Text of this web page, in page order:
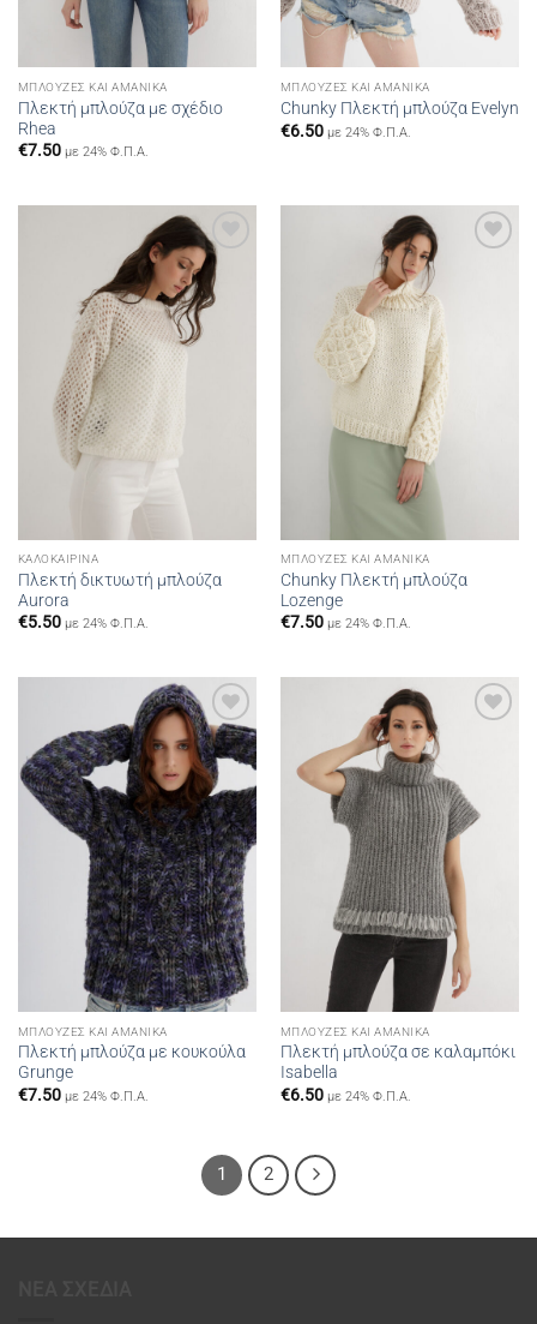
ΜΠΛΟΎΖΕΣ ΚΑΙ ΑΜΆΝΙΚΑ
Πλεκτή μπλούζα με σχέδιο
Rhea
€7.50 με 24% Φ.Π.Α.
ΜΠΛΟΎΖΕΣ ΚΑΙ ΑΜΆΝΙΚΑ
Chunky Πλεκτή μπλούζα Evelyn
€6.50 με 24% Φ.Π.Α.
Add to
wishlist
ΚΑΛΟΚΑΙΡΙΝΆ
Πλεκτή δικτυωτή μπλούζα
Aurora
€5.50 με 24% Φ.Π.Α.
ΜΠΛΟΎΖΕΣ ΚΑΙ ΑΜΆΝΙΚΑ
Chunky Πλεκτή μπλούζα
Lozenge
€7.50 με 24% Φ.Π.Α.
Add to
wishlist
ΜΠΛΟΎΖΕΣ ΚΑΙ ΑΜΆΝΙΚΑ
Πλεκτή μπλούζα με κουκούλα
Grunge
€7.50 με 24% Φ.Π.Α.
ΜΠΛΟΎΖΕΣ ΚΑΙ ΑΜΆΝΙΚΑ
Πλεκτή μπλούζα σε καλαμπόκι
Isabella
€6.50 με 24% Φ.Π.Α.
1 2